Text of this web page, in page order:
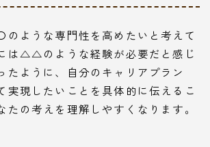
のような専門性を高めたいと考えて
は△△のような経験が必要だと感じ
たように、自分のキャリアプラン
実現したいことを具体的に伝えるこ
たの考えを理解しやすくなります。